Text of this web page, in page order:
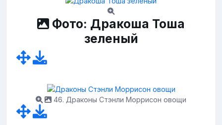
Фото: Дракоша Тоша
зеленый
46. Драконы Стэнли Моррисон овощи